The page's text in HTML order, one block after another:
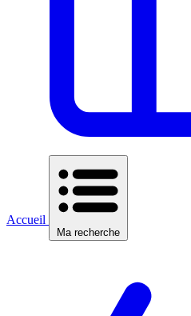
Accueil
Ma recherche